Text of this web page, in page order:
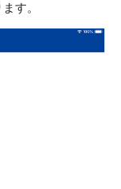
す。